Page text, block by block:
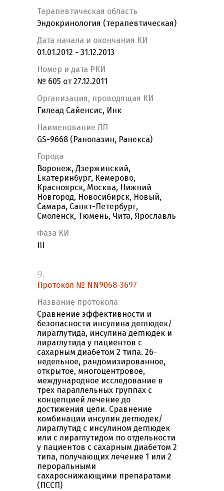
Терапевтическая область
Эндокринология (терапевтическая)
Дата начала и окончания КИ
01.01.2012 - 31.12.2013
Номер и дата РКИ
№ 605 от 27.12.2011
Организация, проводящая КИ
Гилеад Сайенсис, Инк
Наименование ЛП
GS-9668 (Ранолазин, Ранекса)
Города
Воронеж, Дзержинский,
Екатеринбург, Кемерово,
Красноярск, Москва, Нижний
Новгород, Новосибирск, Новый,
Самара, Санкт-Петербург,
Смоленск, Тюмень, Чита, Ярославль
Фаза КИ
9.
Протокол № NN9068-3697
Название протокола
Сравнение эффективности и
безопасности инсулина деглюдек/
лираглутида, инсулина деглюдек и
лираглутида у пациентов с
сахарным диабетом 2 типа. 26-
недельное, рандомизированное,
открытое, многоцентровое,
международное исследование в
трех параллельных группах с
концепцией лечение до
достижения цели. Сравнение
комбинации инсулин деглюдек/
лираглутид с инсулином деглюдек
или с лираглутидом по отдельности
у пациентов с сахарным диабетом 2
типа, получающих лечение 1 или 2
пероральными
сахароснижающими препаратами
(ПССП)